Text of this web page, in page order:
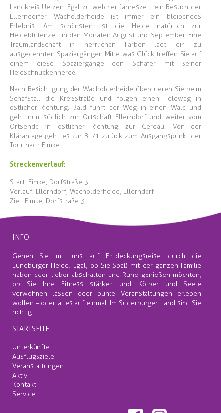
Landkreis Uelzen. Egal zu welcher Jahreszeit, ein Besuch der
Ellerndorfer Wacholderheide ist immer ein bleibendes
Erlebnis. Am schönsten ist die Heide natürlich zur
Heideblütenzeit in den Monaten August und September. Eine
Traumlandschaft in herrlichen Farben lädt ein zu
ausgedehnten Spaziergängen. Mit etwas Glück treffen Sie auf
einem diese Spaziergänge den Schäfer mit seiner
Heidschnuckenherde.
Nach Besichtigung der Wacholderheide überqueren Sie beim
Schafstall die Kreisstraße und folgen einen Feldweg in
östlicher Richtung. Bald führt der Weg in einen Wald und
geht nun südlich zur Ortschaft Ellerndorf und weiter vom
Ortsende in östlicher Richtung zur Gerdau. Von der
Kläranlage geht es zur B 71 zurück zum Ausgangspunkt der
Tour nach Eimke.
Streckenverlauf:
Start: Eimke, Dorfstraße 3
Verlauf: Ellerndorf, Wacholderheide, Ellerndorf
Ziel: Eimke, Dorfstraße 3
INFO
Gehen Sie mit uns auf Entdeckungsreise durch die
Lüneburger Heide! Egal, ob Sie Spaß mit der ganzen Familie
haben oder lieber abschalten und Ruhe genießen möchten,
ob Sie Ihre Fitness stärken und Körper und Seele
verwöhnen lassen oder bunte Veranstaltungen erleben
wollen – oder alles auf einmal. Im Suderburger Land sind Sie
richtig!
STARTSEITE
Unterkünfte
Ausflugsziele
Veranstaltungen
Aktiv
Kontakt
Service